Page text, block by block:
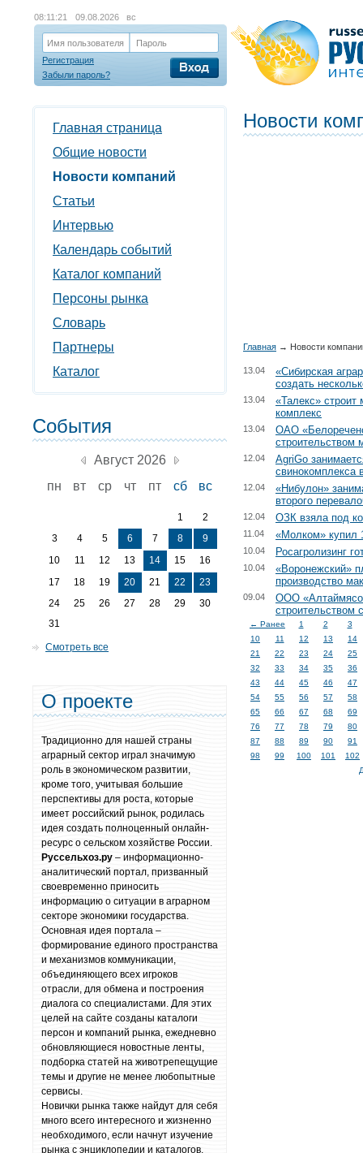
08:11:21 09.08.2026 вс
Имя пользователя
Пароль
Регистрация
Забыли пароль?
Новости
Главная → Новости
«Сибирская
создать
13.04
«Талекс»
комплекс
13.04
ОАО
строительством
13.04
AgriGo
свинокомплекса
12.04
«Нибулон»
второго
12.04
ОЗК взяла под
12.04
«Молком» купил
11.04
Росагролизинг
10.04
«Воронежский»
производство
10.04
ООО
строительством
09.04
← Ранее 1 2
3
10
11 12 13
14
21
22 23 24
25
32
33 34 35
36
43
44 45 46
47
54
55 56 57
58
65
66 67 68
69
76
77 78 79
80
87
88 89 90
91
98
99 100 101
102
Главная страница
Общие новости
Новости компаний
Статьи
Интервью
Календарь событий
Каталог компаний
Персоны рынка
Словарь
Партнеры
Каталог
События
Август 2026
пн
вт ср чт пт сб вс
1
2
3
4 5 6 7 8
9
10
11 12 13 14 15
16
17
18 19 20 21 22
23
24
25 26 27 28 29
30
31
Смотреть все
О проекте
Традиционно для нашей страны
аграрный сектор играл значимую
роль в экономическом развитии,
кроме того, учитывая большие
перспективы для роста, которые
имеет российский рынок, родилась
идея создать полноценный онлайн-
ресурс о сельском хозяйстве России.
Руссельхоз.ру – информационно-
аналитический портал, призванный
своевременно приносить
информацию о ситуации в аграрном
секторе экономики государства.
Основная идея портала –
формирование единого пространства
и механизмов коммуникации,
объединяющего всех игроков
отрасли, для обмена и построения
диалога со специалистами. Для этих
целей на сайте созданы каталоги
персон и компаний рынка, ежедневно
обновляющиеся новостные ленты,
подборка статей на животрепещущие
темы и другие не менее любопытные
сервисы.
Новички рынка также найдут для себя
много всего интересного и жизненно
необходимого, если начнут изучение
рынка с энциклопедии и каталогов,